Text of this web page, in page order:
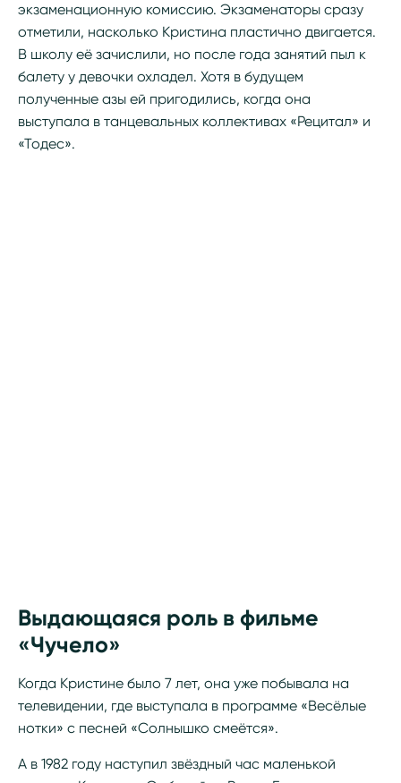
экзаменационную комиссию. Экзаменаторы сразу
отметили, насколько Кристина пластично двигается.
В школу её зачислили, но после года занятий пыл к
балету у девочки охладел. Хотя в будущем
полученные азы ей пригодились, когда она
выступала в танцевальных коллективах «Рецитал» и
«Тодес».
Выдающаяся роль в фильме
«Чучело»
Когда Кристине было 7 лет, она уже побывала на
телевидении, где выступала в программе «Весёлые
нотки» с песней «Солнышко смеётся».
А в 1982 году наступил звёздный час маленькой